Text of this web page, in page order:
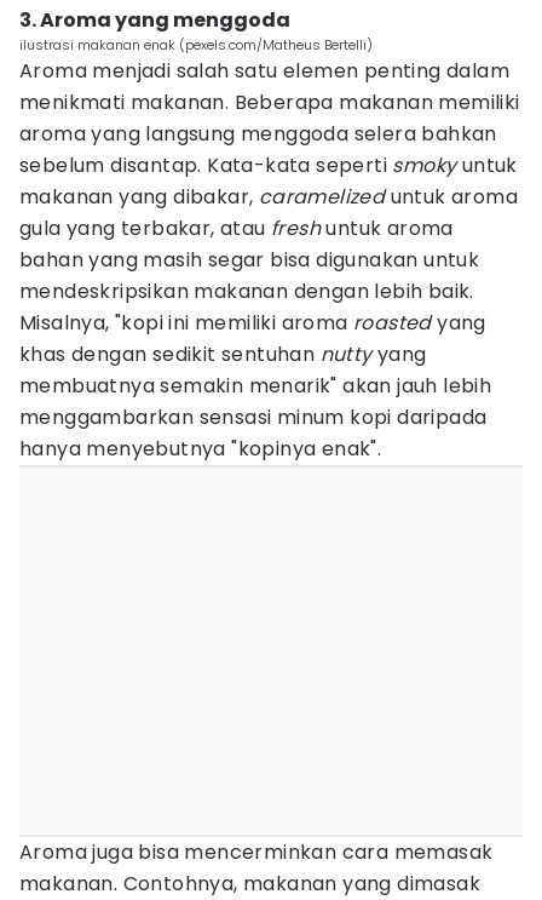
3. Aroma yang menggoda
ilustrasi makanan enak (pexels.com/Matheus Bertelli)
Aroma menjadi salah satu elemen penting dalam
menikmati makanan. Beberapa makanan memiliki
aroma yang langsung menggoda selera bahkan
sebelum disantap. Kata-kata seperti smokyuntuk
makanan yang dibakar, caramelizeduntuk aroma
gula yang terbakar, atau freshuntuk aroma
bahan yang masih segar bisa digunakan untuk
mendeskripsikan makanan dengan lebih baik.
Misalnya, "kopi ini memiliki aroma roastedyang
khas dengan sedikit sentuhan nuttyyang
membuatnya semakin menarik" akan jauh lebih
menggambarkan sensasi minum kopi daripada
hanya menyebutnya "kopinya enak".
Aroma juga bisa mencerminkan cara memasak
makanan. Contohnya, makanan yang dimasak